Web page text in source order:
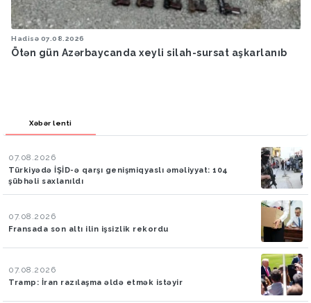
Hadisə 07.08.2026
Ötən gün Azərbaycanda xeyli silah-sursat aşkarlanıb
Xəbər lenti
07.08.2026
Türkiyədə İŞİD-ə qarşı genişmiqyaslı əməliyyat: 104
şübhəli saxlanıldı
07.08.2026
Fransada son altı ilin işsizlik rekordu
07.08.2026
Tramp: İran razılaşma əldə etmək istəyir